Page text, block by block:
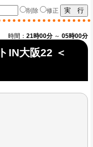
削除 修正
時間： 21時00分 ～ 05時00分
IN大阪22 ＜